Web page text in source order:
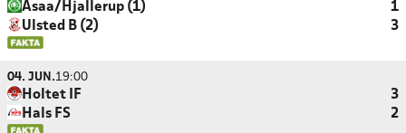
Asaa/Hjallerup (1)
1
Ulsted B (2)
3
04. JUN.19:00
Holtet IF
3
Hals FS
2